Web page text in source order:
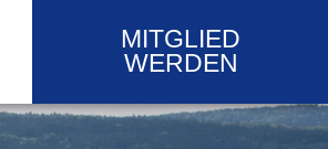
MITGLIED
WERDEN